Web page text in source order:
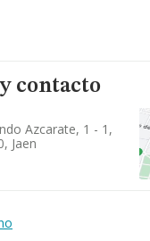
contacto
Azcarate, 1 - 1,
Jaen